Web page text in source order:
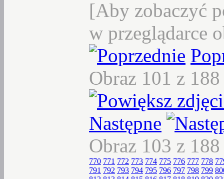
[Aby zobaczyć
w przeglądarce
Obraz 101 z
Następne
Obraz 103 z
770 771 772 773 774 775 776 777 778
791 792 793 794 795 796 797 798 799